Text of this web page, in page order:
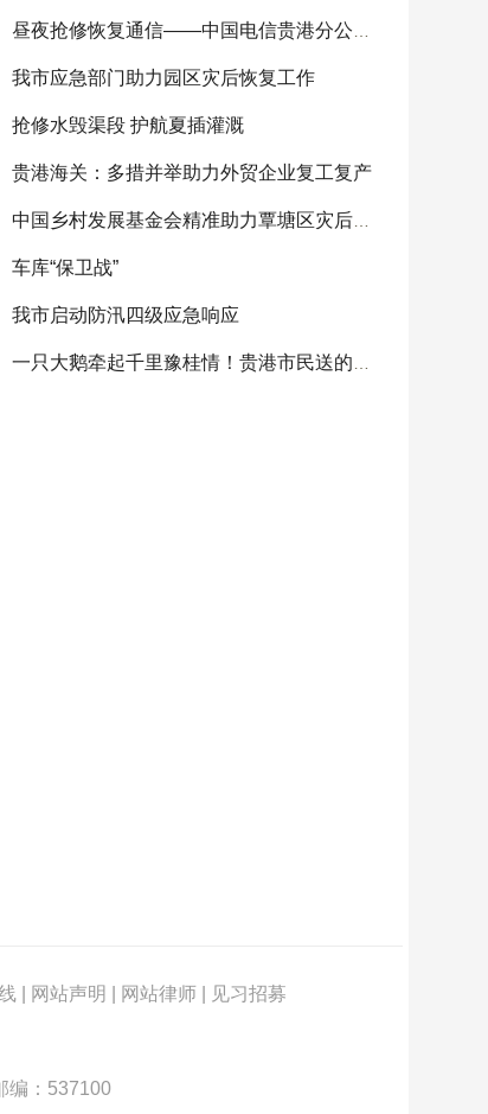
我市应急部门助力园区灾后恢复工作
抢修水毁渠段 护航夏插灌溉
贵港海关：多措并举助力外贸企业复工复产
车库“保卫战”
我市启动防汛四级应急响应
网站声明 网站律师 见习招募
编：537100